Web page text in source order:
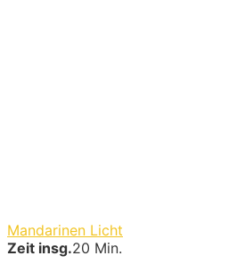
Mandarinen Licht
Zeit insg.20 Min.